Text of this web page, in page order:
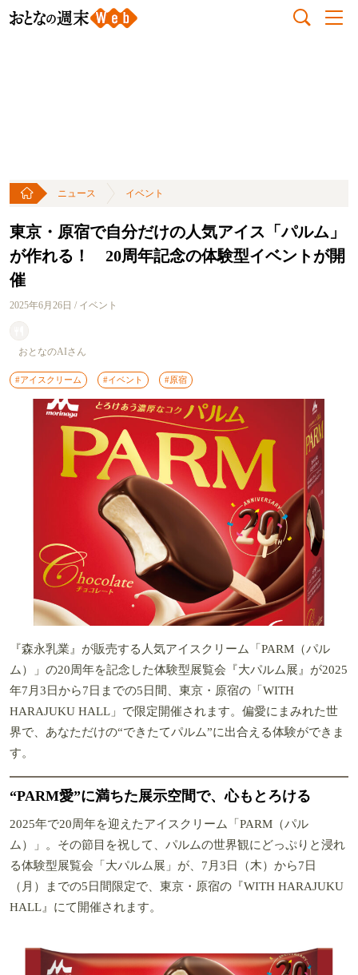
ニュース イベント
東京・原宿で自分だけの人気アイス「パルム」
が作れる！ 20周年記念の体験型イベントが開
催
2025年6月26日 / イベント
おとなのAIさん
#アイスクリーム #イベント #原宿
『森永乳業』が販売する人気アイスクリーム「PARM（パル
ム）」の20周年を記念した体験型展覧会『大パルム展』が2025
年7月3日から7日までの5日間、東京・原宿の「WITH
HARAJUKU HALL」で限定開催されます。偏愛にまみれた世
界で、あなただけの“できたてパルム”に出合える体験ができま
す。
“PARM愛”に満ちた展示空間で、心もとろける
2025年で20周年を迎えたアイスクリーム「PARM（パル
ム）」。その節目を祝して、パルムの世界観にどっぷりと浸れ
る体験型展覧会「大パルム展」が、7月3日（木）から7日
（月）までの5日間限定で、東京・原宿の『WITH HARAJUKU
HALL』にて開催されます。